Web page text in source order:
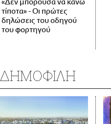
«Δεν μπορούσα να κάνω
τίποτα» - Οι πρώτες
δηλώσεις του οδηγού
του φορτηγού
ΔΗΜΟΦΙΛΗ